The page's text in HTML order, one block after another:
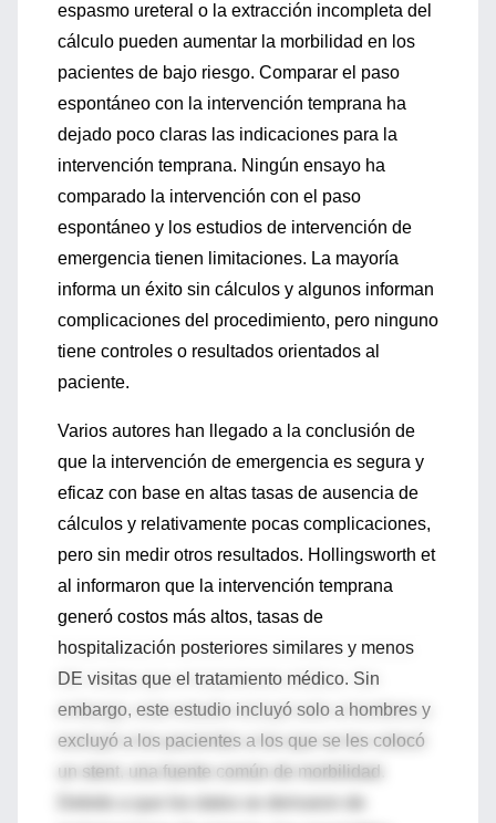
espasmo ureteral o la extracción incompleta del
cálculo pueden aumentar la morbilidad en los
pacientes de bajo riesgo. Comparar el paso
espontáneo con la intervención temprana ha
dejado poco claras las indicaciones para la
intervención temprana. Ningún ensayo ha
comparado la intervención con el paso
espontáneo y los estudios de intervención de
emergencia tienen limitaciones. La mayoría
informa un éxito sin cálculos y algunos informan
complicaciones del procedimiento, pero ninguno
tiene controles o resultados orientados al
paciente.
Varios autores han llegado a la conclusión de
que la intervención de emergencia es segura y
eficaz con base en altas tasas de ausencia de
cálculos y relativamente pocas complicaciones,
pero sin medir otros resultados. Hollingsworth et
al informaron que la intervención temprana
generó costos más altos, tasas de
hospitalización posteriores similares y menos
DE visitas que el tratamiento médico. Sin
embargo, este estudio incluyó solo a hombres y
excluyó a los pacientes a los que se les colocó
un stent, una fuente común de morbilidad.